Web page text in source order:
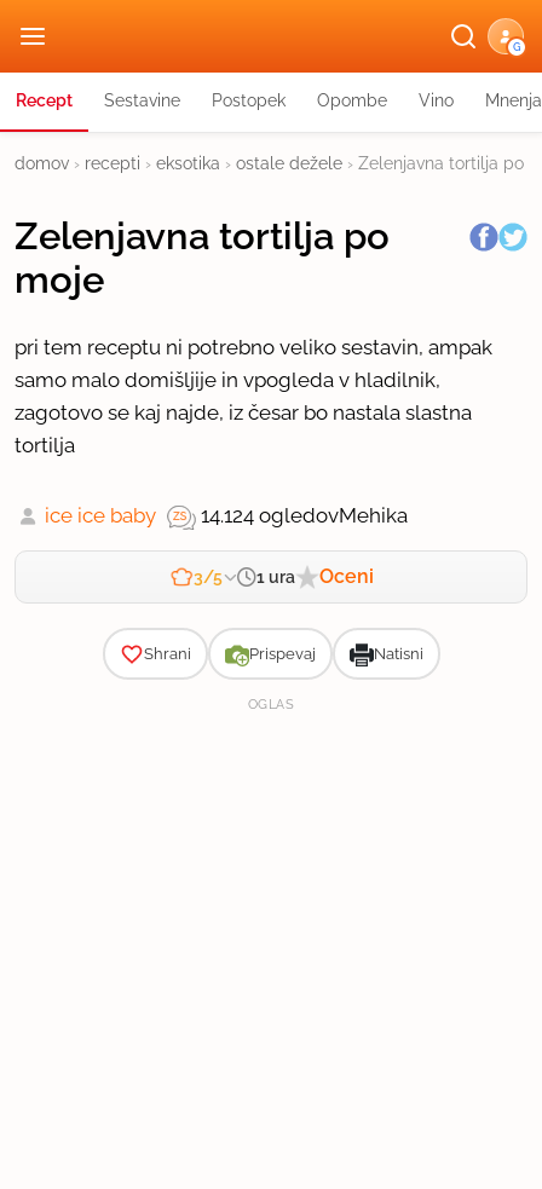
G
Recept Sestavine Postopek Opombe Vino Mnenja
domov › recepti › eksotika › ostale dežele › Zelenjavna tortilja po
Zelenjavna tortilja po
moje
pri tem receptu ni potrebno veliko sestavin, ampak
samo malo domišljije in vpogleda v hladilnik,
zagotovo se kaj najde, iz česar bo nastala slastna
tortilja
ice ice baby 14.124 ogledovMehika
3/5 1 ura Oceni
Shrani Prispevaj Natisni
OGLAS